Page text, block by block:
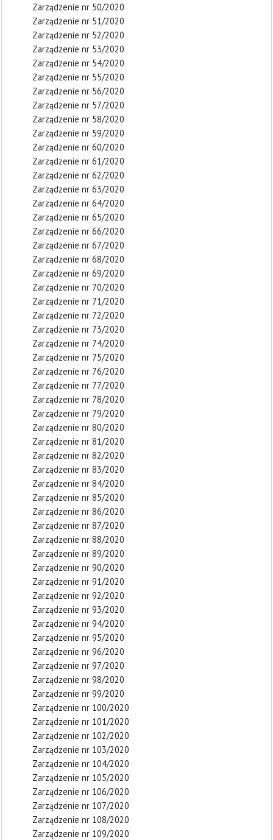
Zarządzenie nr 50/2020
Zarządzenie nr 51/2020
Zarządzenie nr 52/2020
Zarządzenie nr 53/2020
Zarządzenie nr 54/2020
Zarządzenie nr 55/2020
Zarządzenie nr 56/2020
Zarządzenie nr 57/2020
Zarządzenie nr 58/2020
Zarządzenie nr 59/2020
Zarządzenie nr 60/2020
Zarządzenie nr 61/2020
Zarządzenie nr 62/2020
Zarządzenie nr 63/2020
Zarządzenie nr 64/2020
Zarządzenie nr 65/2020
Zarządzenie nr 66/2020
Zarządzenie nr 67/2020
Zarządzenie nr 68/2020
Zarządzenie nr 69/2020
Zarządzenie nr 70/2020
Zarządzenie nr 71/2020
Zarządzenie nr 72/2020
Zarządzenie nr 73/2020
Zarządzenie nr 74/2020
Zarządzenie nr 75/2020
Zarządzenie nr 76/2020
Zarządzenie nr 77/2020
Zarządzenie nr 78/2020
Zarządzenie nr 79/2020
Zarządzenie nr 80/2020
Zarządzenie nr 81/2020
Zarządzenie nr 82/2020
Zarządzenie nr 83/2020
Zarządzenie nr 84/2020
Zarządzenie nr 85/2020
Zarządzenie nr 86/2020
Zarządzenie nr 87/2020
Zarządzenie nr 88/2020
Zarządzenie nr 89/2020
Zarządzenie nr 90/2020
Zarządzenie nr 91/2020
Zarządzenie nr 92/2020
Zarządzenie nr 93/2020
Zarządzenie nr 94/2020
Zarządzenie nr 95/2020
Zarządzenie nr 96/2020
Zarządzenie nr 97/2020
Zarządzenie nr 98/2020
Zarządzenie nr 99/2020
Zarządzenie nr 100/2020
Zarządzenie nr 101/2020
Zarządzenie nr 102/2020
Zarządzenie nr 103/2020
Zarządzenie nr 104/2020
Zarządzenie nr 105/2020
Zarządzenie nr 106/2020
Zarządzenie nr 107/2020
Zarządzenie nr 108/2020
Zarządzenie nr 109/2020